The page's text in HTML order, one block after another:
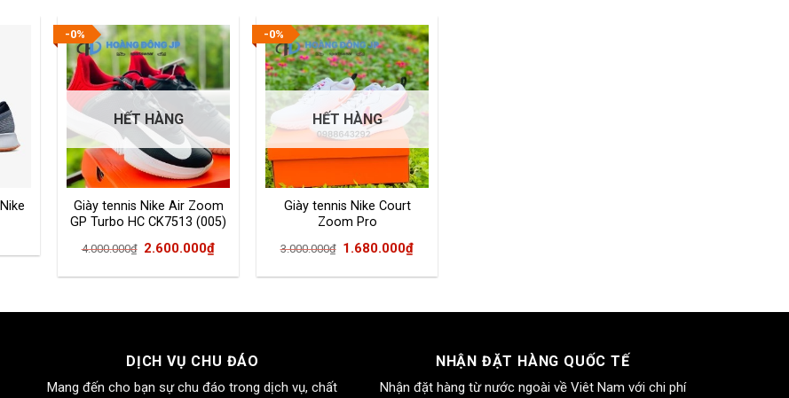
-0%
HẾT HÀNG
Giày tennis Nike Air Zoom
GP Turbo HC CK7513 (005)
4.000.000₫ Giá
4.000.000₫.
2.600.000₫Giá
là:
-0%
HẾT HÀNG
Giày tennis Nike Court
Zoom Pro
3.000.000₫ Giá
3.000.000₫.
1.680.000₫Giá
là:
DỊCH VỤ CHU ĐÁO
Mang đến cho bạn sự chu đáo trong dịch vụ, chất
NHẬN ĐẶT HÀNG QUỐC TẾ
Nhận đặt hàng từ nước ngoài về Viêt Nam với chi phí